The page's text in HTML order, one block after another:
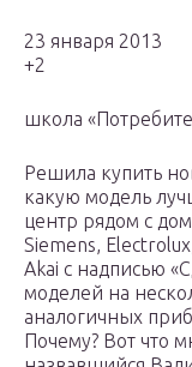
23 января 2013
+2
школа
Решила купить
какую модель
центр рядом с
Siemens,
Akai с надписью
моделей на
аналогичных
Почему? Вот что